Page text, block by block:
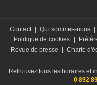
Contact Qui sommes-nous
Politique de cookies
Revue de presse
Charte
Retrouvez tous les horaires et
0 892